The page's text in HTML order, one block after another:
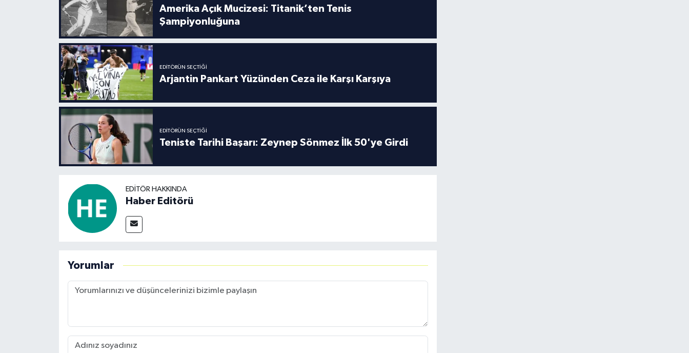
Amerika Açık Mucizesi: Titanik’ten Tenis
Şampiyonluğuna
EDITÖRÜN SEÇTIĞI
Arjantin Pankart Yüzünden Ceza ile Karşı Karşıya
EDITÖRÜN SEÇTIĞI
Teniste Tarihi Başarı: Zeynep Sönmez İlk 50'ye Girdi
EDITÖR HAKKINDA
Haber Editörü
Yorumlar